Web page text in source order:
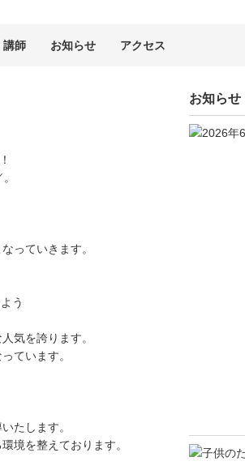
講師 お知らせ アクセス
っていきます。
う
気を誇ります。
ています。
たします。
境を整えております。
お知らせ